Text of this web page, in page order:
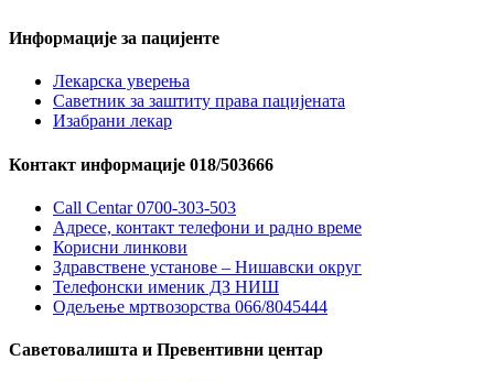
Информације за пацијенте
Лекарска уверења
Саветник за заштиту права пацијената
Изабрани лекар
Контакт информације 018/503666
Call Centar 0700-303-503
Адресe, контакт телефони и радно време
Корисни линкови
Здравствене установе – Нишавски округ
Телефонски именик ДЗ НИШ
Одељење мртвозорства 066/8045444
Саветовалишта и Превентивни центар